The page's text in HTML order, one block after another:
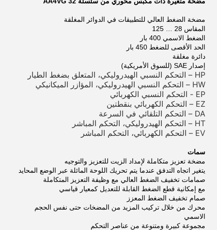
مضخة الضغط العالي للتطبيقات في الدوائر المغلقة
المقاس 28 … 125
الضغط الاسمي 400 بار
الحد الأقصى للضغط 450 بار
دائرة مغلقة
إصدار SAE (للسوق الأمريكية)
HP – التحكم النسبي الهيدروليكي، المتعلق بضغط الطيار
HW – التحكم النسبي الهيدروليكي، المؤازر الميكانيكي
EP - التحكم النسبي الكهربائي
EZ – التحكم الكهربائي بنقطتين
DA – التحكم التلقائي في السرعة
HT – التحكم الهيدروليكي، التحكم المباشر
EV – التحكم الكهربائي، التحكم المباشر
سمات
مضخة تعزيز متكاملة لإمداد الزيت للتعزيز والتوجيه
يتغير اتجاه التدفق عندما يتم تحريك اللوحة المائلة عبر الوضع المحايد
صمامات تخفيف الضغط العالي مع وظيفة التعزيز المتكاملة
مع إمكانية قطع الضغط القابلة للتعديل كمعيار قياسي
صمام تخفيف الضغط المعزز
محرك من خلال تركيب المزيد من المضخات حتى نفس الحجم
الاسمي
مجموعة كبيرة ومتنوعة من عناصر التحكم